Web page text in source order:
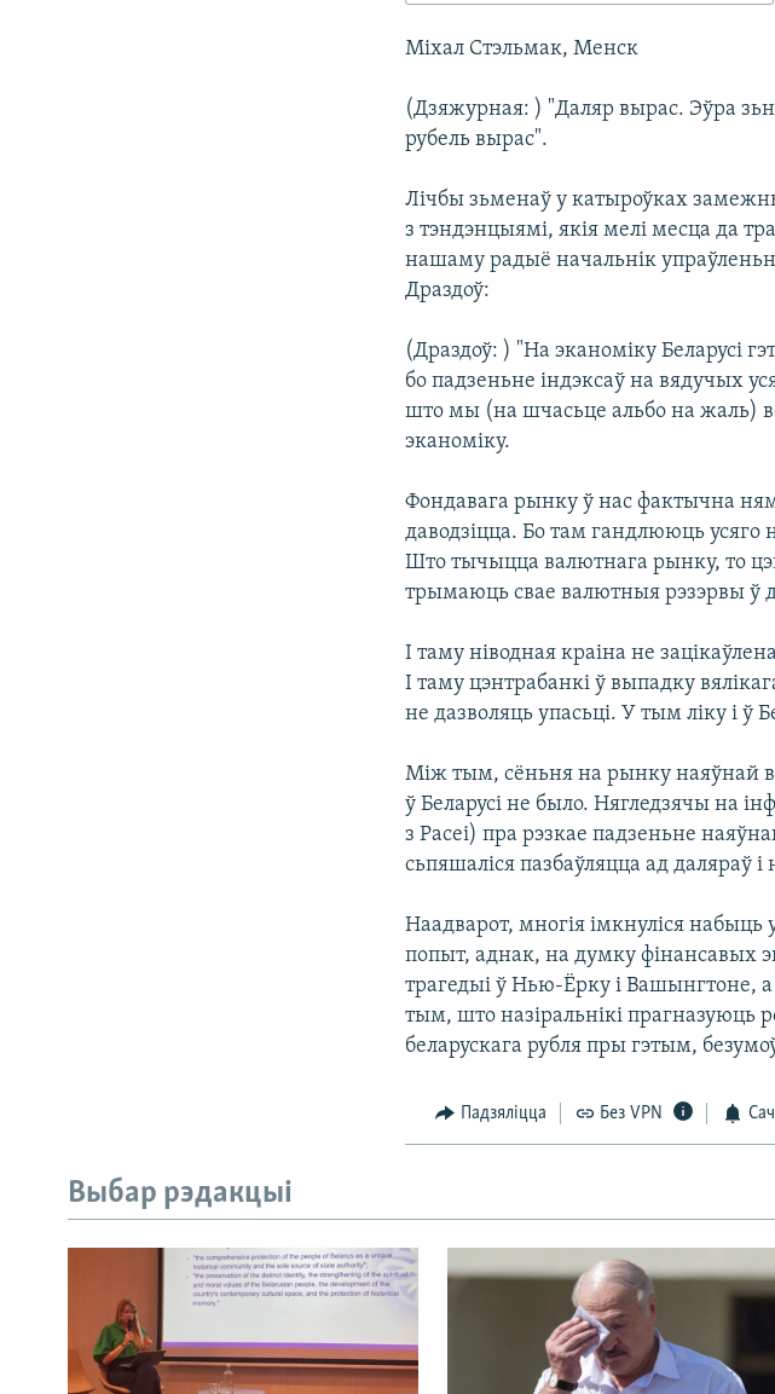
Міхал Стэльмак, Менск
(Дзяжурная: ) "Даляр вырас. Эўра
рубель вырас".
Лічбы зьменаў у катыроўках
з тэндэнцыямі, якія мелі месца да
нашаму радыё начальнік
Драздоў:
(Драздоў: ) "На эканоміку Беларусі
бо падзеньне індэксаў на вядучых
што мы (на шчасьце альбо на жаль)
эканоміку.
Фондавага рынку ў нас фактычна
даводзіцца. Бо там гандлююць
Што тычыцца валютнага рынку, то
трымаюць свае валютныя рэзэрвы ў
І таму ніводная краіна не
І таму цэнтрабанкі ў выпадку
не дазволяць упасьці. У тым ліку і ў
Між тым, сёньня на рынку наяўнай
ў Беларусі не было. Нягледзячы на
з Расеі) пра рэзкае падзеньне
сьпяшаліся пазбаўляцца ад даляраў і
Наадварот, многія імкнуліся
попыт, аднак, на думку фінансавых
трагедыі ў Нью-Ёрку і Вашынгтоне,
тым, што назіральнікі прагназуюць
беларускага рубля пры гэтым,
Падзяліцца Без VPN
Выбар рэдакцыі